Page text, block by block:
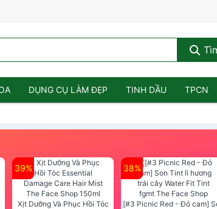
DỤNG CỤ LÀM ĐẸP TINH DẦU TPCN
39%
Xịt Dưỡng Và Phục Hồi Tóc
38%
[#3 Picnic Red - Đỏ cam]